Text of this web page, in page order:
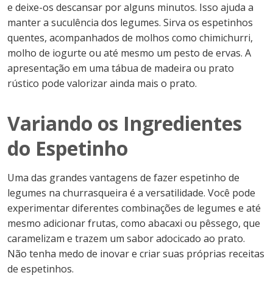
e deixe-os descansar por alguns minutos. Isso ajuda a
manter a suculência dos legumes. Sirva os espetinhos
quentes, acompanhados de molhos como chimichurri,
molho de iogurte ou até mesmo um pesto de ervas. A
apresentação em uma tábua de madeira ou prato
rústico pode valorizar ainda mais o prato.
Variando os Ingredientes
do Espetinho
Uma das grandes vantagens de fazer espetinho de
legumes na churrasqueira é a versatilidade. Você pode
experimentar diferentes combinações de legumes e até
mesmo adicionar frutas, como abacaxi ou pêssego, que
caramelizam e trazem um sabor adocicado ao prato.
Não tenha medo de inovar e criar suas próprias receitas
de espetinhos.